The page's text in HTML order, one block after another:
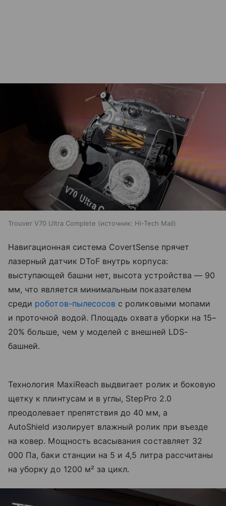
Trouver V70 Ultra Complete источник: Hi-Tech Mail
Навигационная система CovertSense прячет
лазерный датчик DToF внутрь корпуса:
выступающей башни нет, высота устройства — 90
мм, что является минимальным показателем
среди роботов-пылесосов с роликовыми мопами
и проточной водой. Площадь охвата уборки на 15–
20% больше, чем у моделей с внешней LDS-
башней.
Технология MaxiReach выдвигает ролик и боковую
щетку к плинтусам и в углы, StepPro 2.0
преодолевает препятствия до 40 мм, а
AutoShield изолирует влажный ролик при въезде
на ковер. Мощность всасывания составляет 32
000 Па, баки станции на 5 и 4,5 литра рассчитаны
на уборку до 1200 м² за цикл.